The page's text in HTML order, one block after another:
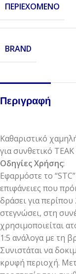
ΠΕΡΙΕΧΌΜΕΝΟ
BRAND
Περιγραφή
Καθαριστικό
για συνθετικό
Οδηγίες Χρήσης:
Εφαρμόστε το
επιφάνειες που
δράσει για
στεγνώσει, στη
χρησιμοποιείται
1:5 ανάλογα με τη
Συνιστάται να
κρυφή περιοχή.